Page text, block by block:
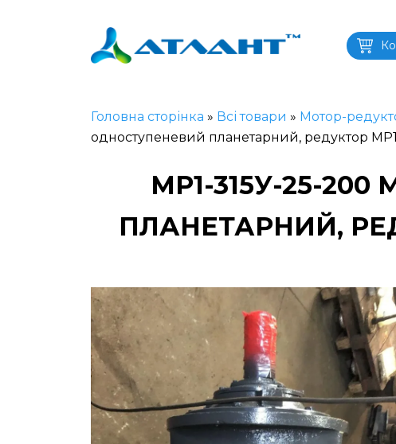
Головна сторінка » Всі товари » Мотор-
одноступеневий планетарний, редуктор
МР1-315У-25-
ПЛАНЕТАРНИЙ,